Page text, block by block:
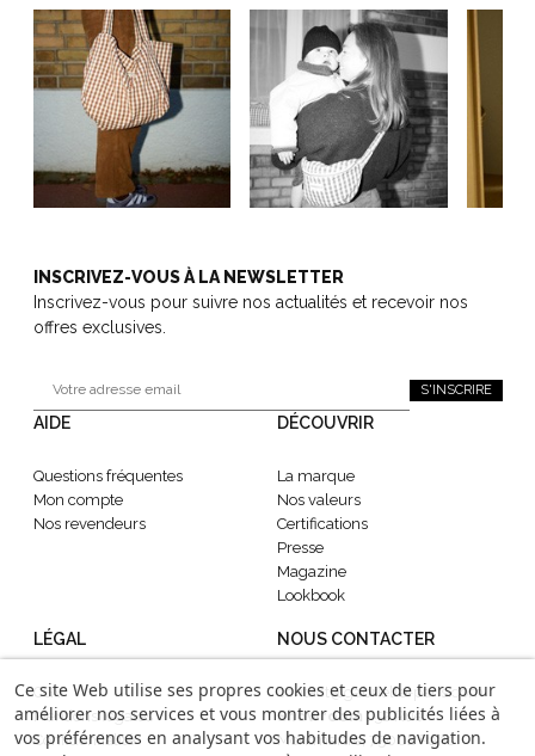
INSCRIVEZ-VOUS À LA NEWSLETTER
Inscrivez-vous pour suivre nos actualités et recevoir nos
offres exclusives.
S'INSCRIRE
AIDE
Questions fréquentes
Mon compte
Nos revendeurs
DÉCOUVRIR
La marque
Nos valeurs
Certifications
Presse
Magazine
Lookbook
LÉGAL
CGV
Mentions légales
Confidentialité
NOUS CONTACTER
contact@gabrielle-paris.com
Showroom : 52 Rue
Montmartre, 75002 Paris
Ce site Web utilise ses propres cookies et ceux de tiers pour
améliorer nos services et vous montrer des publicités liées à
vos préférences en analysant vos habitudes de navigation.